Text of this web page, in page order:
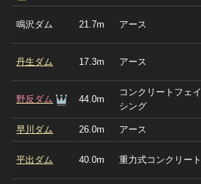
鳴沢ダム 21.7m アース
丹生ダム 17.3m アース
野反ダム 44.0m
コンクリートフェイ
シング
早川ダム 26.0m アース
平出ダム 40.0m 重力式コンクリート